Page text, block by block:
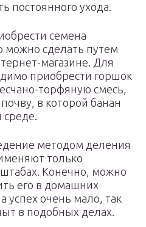
постоянного ухода.
семена
можно сделать путем
магазине. Для
приобрести горшок
торфяную смесь,
в которой банан
среде.
методом деления
только
Конечно, можно
его в домашних
успех очень мало, так
в подобных делах.